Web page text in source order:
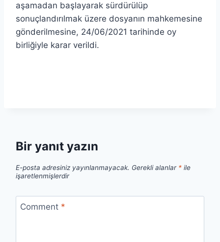
aşamadan başlayarak sürdürülüp
sonuçlandırılmak üzere dosyanın mahkemesine
gönderilmesine, 24/06/2021 tarihinde oy
birliğiyle karar verildi.
Bir yanıt yazın
E-posta adresiniz yayınlanmayacak. Gerekli alanlar * ile
işaretlenmişlerdir
Comment *